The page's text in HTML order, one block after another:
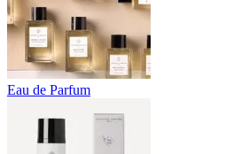
Eau de Parfum